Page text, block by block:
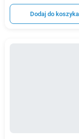
Dodaj do koszyka